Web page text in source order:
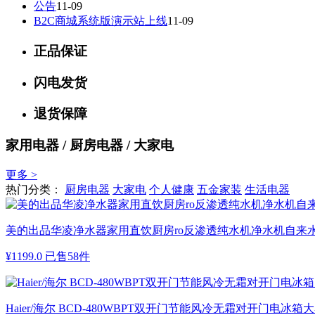
公告11-09
B2C商城系统版演示站上线11-09
正品保证
闪电发货
退货保障
家用电器 / 厨房电器 / 大家电
更多 >
热门分类：
厨房电器 大家电 个人健康 五金家装 生活电器
美的出品华凌净水器家用直饮厨房ro反渗透纯水机净水机自来
¥1199.0 已售58件
Haier/海尔 BCD-480WBPT双开门节能风冷无霜对开门电冰箱